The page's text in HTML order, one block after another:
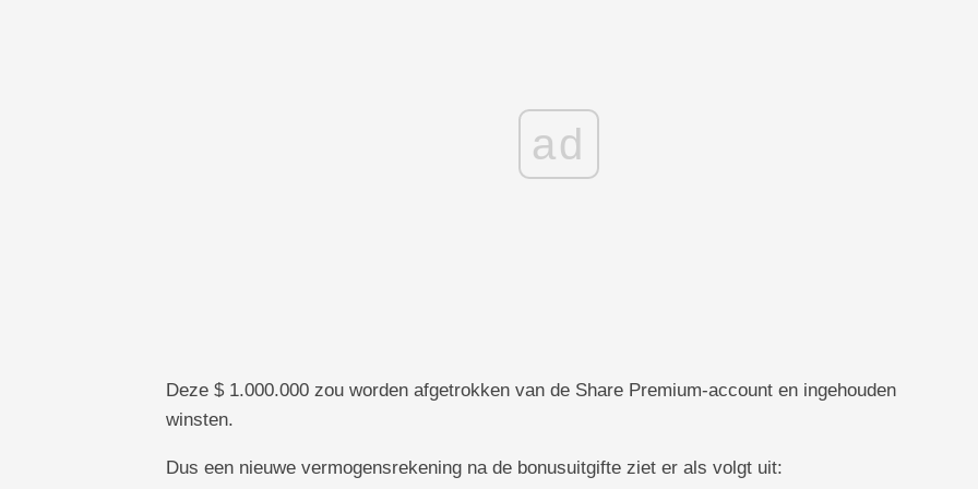
ad
Deze $ 1.000.000 zou worden afgetrokken van de Share Premium-account en ingehouden
winsten.
Dus een nieuwe vermogensrekening na de bonusuitgifte ziet er als volgt uit: